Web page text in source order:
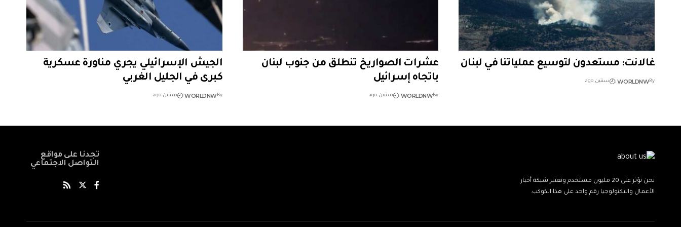
غالانت: مستعدون لتوسيع عملياتنا في لبنان
By
WORLDNW سنتين ago
عشرات الصواريخ تنطلق من جنوب لبنان
باتجاه إسرائيل
By
WORLDNW سنتين ago
الجيش الإسرائيلي يجري مناورة عسكرية
كبرى في الجليل الغربي
By
WORLDNW سنتين ago
نحن نؤثر على 20 مليون مستخدم ونعتبر شبكة أخبار
الأعمال والتكنولوجيا رقم واحد على هذا الكوكب.
تجدنا على مواقع
التواصل الاجتماعي